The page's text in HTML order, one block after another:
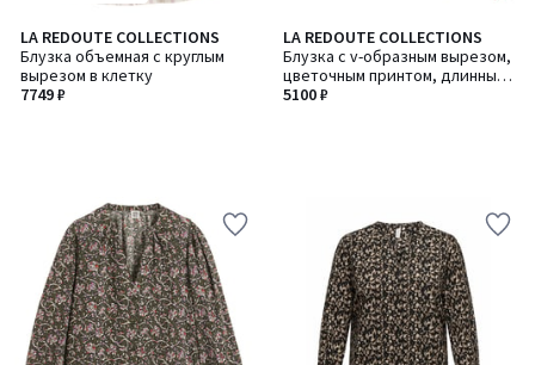
LA REDOUTE COLLECTIONS
Блузка объемная с круглым
вырезом в клетку
7749 ₽
LA REDOUTE COLLECTIONS
Блузка с v-образным вырезом,
цветочным принтом, длинные
рукава
5100 ₽